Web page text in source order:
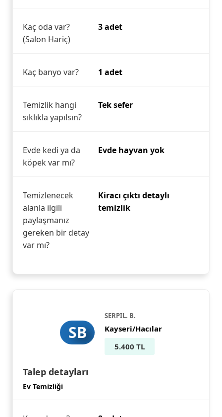
Kaç oda var?
(Salon Hariç)
3 adet
Kaç banyo var? 1 adet
Temizlik hangi
sıklıkla yapılsın?
Tek sefer
Evde kedi ya da
köpek var mı?
Evde hayvan yok
Temizlenecek
alanla ilgili
paylaşmanız
gereken bir detay
var mı?
Kiracı çıktı detaylı
temizlik
SB
SERPIL. B.
Kayseri/Hacılar
5.400 TL
Talep detayları
Ev Temizliği